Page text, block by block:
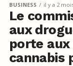
BUSINESS il y a 2
Le
aux
porte aux
cannabis